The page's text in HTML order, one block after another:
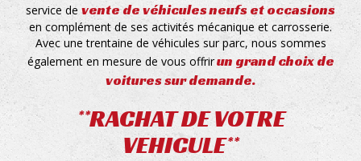
service de vente de véhicules neufs et occasions
en complément de ses activités mécanique et carrosserie.
Avec une trentaine de véhicules sur parc, nous sommes
également en mesure de vous offrirun grand choix de
voitures sur demande.
**RACHAT DE VOTRE
VEHICULE**